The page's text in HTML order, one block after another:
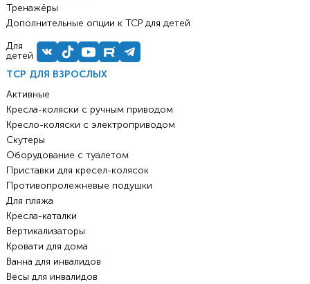
ТСР ДЛЯ ВЗРОСЛЫХ
Активные
Кресла-коляски с ручным приводом
Кресло-коляски с электроприводом
Скутеры
Оборудование с туалетом
Приставки для кресел-колясок
Противопролежневые подушки
Для пляжа
Кресла-каталки
Вертикализаторы
Кровати для дома
Ванна для инвалидов
Весы для инвалидов
Тренажёры
Дополнительные опции к ТСР для детей
Для
детей